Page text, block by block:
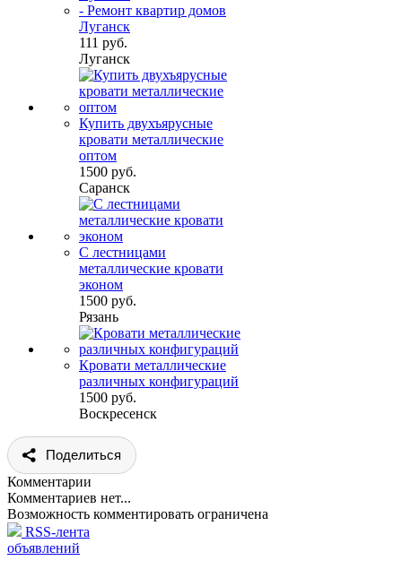
- Ремонт квартир домов
Луганск
111 руб.
Луганск
Купить двухъярусные
кровати металлические
оптом
1500 руб.
Саранск
С лестницами
металлические кровати
эконом
1500 руб.
Рязань
Кровати металлические
различных конфигураций
1500 руб.
Воскресенск
Поделиться
Комментарии
Комментариев нет...
Возможность комментировать ограничена
RSS-лента
объявлений